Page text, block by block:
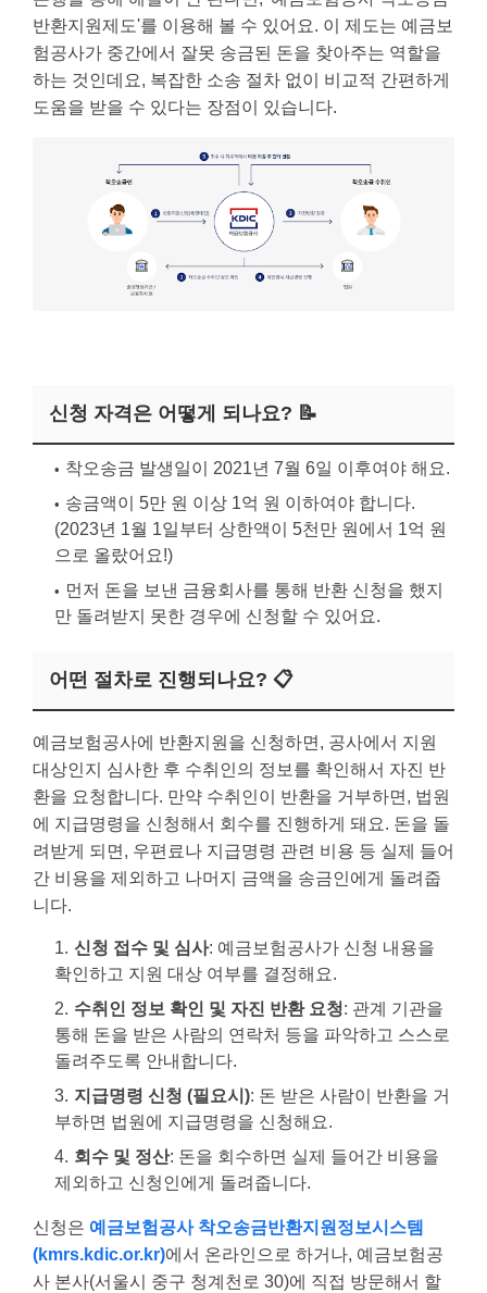
반환지원제도'를 이용해 볼 수 있어요. 이 제도는 예금보
험공사가 중간에서 잘못 송금된 돈을 찾아주는 역할을
하는 것인데요, 복잡한 소송 절차 없이 비교적 간편하게
도움을 받을 수 있다는 장점이 있습니다.
신청 자격은 어떻게 되나요? 📝
착오송금 발생일이 2021년 7월 6일 이후여야 해요.
송금액이 5만 원 이상 1억 원 이하여야 합니다.
(2023년 1월 1일부터 상한액이 5천만 원에서 1억 원
으로 올랐어요!)
먼저 돈을 보낸 금융회사를 통해 반환 신청을 했지
만 돌려받지 못한 경우에 신청할 수 있어요.
어떤 절차로 진행되나요? 📋
예금보험공사에 반환지원을 신청하면, 공사에서 지원
대상인지 심사한 후 수취인의 정보를 확인해서 자진 반
환을 요청합니다. 만약 수취인이 반환을 거부하면, 법원
에 지급명령을 신청해서 회수를 진행하게 돼요. 돈을 돌
려받게 되면, 우편료나 지급명령 관련 비용 등 실제 들어
간 비용을 제외하고 나머지 금액을 송금인에게 돌려줍
니다.
신청 접수 및 심사: 예금보험공사가 신청 내용을
확인하고 지원 대상 여부를 결정해요.
수취인 정보 확인 및 자진 반환 요청: 관계 기관을
통해 돈을 받은 사람의 연락처 등을 파악하고 스스로
돌려주도록 안내합니다.
지급명령 신청 (필요시): 돈 받은 사람이 반환을 거
부하면 법원에 지급명령을 신청해요.
회수 및 정산: 돈을 회수하면 실제 들어간 비용을
제외하고 신청인에게 돌려줍니다.
신청은 예금보험공사 착오송금반환지원정보시스템
(kmrs.kdic.or.kr)에서 온라인으로 하거나, 예금보험공
사 본사(서울시 중구 청계천로 30)에 직접 방문해서 할